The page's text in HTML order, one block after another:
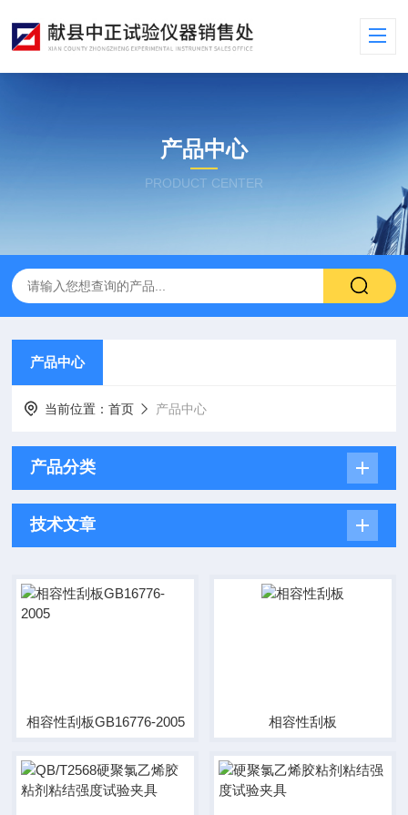
产品中心
PRODUCT CENTER
产品中心
当前位置：首页 产品中心
产品分类
技术文章
相容性刮板GB16776-2005 相容性刮板